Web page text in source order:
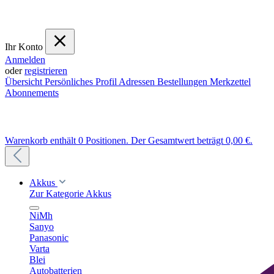
Ihr Konto
Anmelden
oderregistrieren
Übersicht Persönliches Profil Adressen Bestellungen Merkzettel
Abonnements
Warenkorb enthält 0 Positionen. Der Gesamtwert beträgt 0,00 €.
Akkus
Zur Kategorie Akkus
NiMh
Sanyo
Panasonic
Varta
Blei
Autobatterien